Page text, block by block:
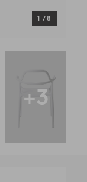
1 /8
+3